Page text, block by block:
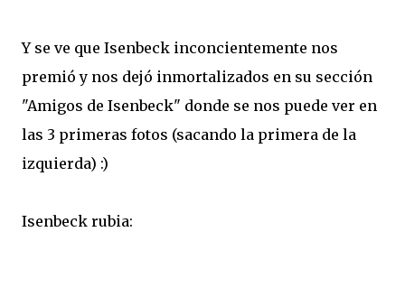
Y se ve que Isenbeck inconcientemente nos
premió y nos dejó inmortalizados en su sección
"Amigos de Isenbeck" donde se nos puede ver en
las 3 primeras fotos (sacando la primera de la
izquierda) :)
Isenbeck rubia: